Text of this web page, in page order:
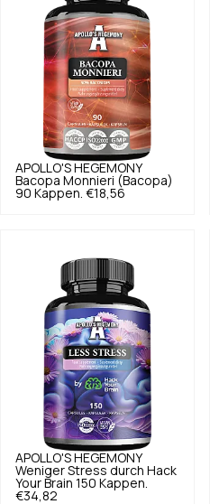
APOLLO'S HEGEMONY
Bacopa Monnieri (Bacopa)
90 Kappen. €18,56
APOLLO'S HEGEMONY
Weniger Stress durch Hack
Your Brain 150 Kappen.
€34,82